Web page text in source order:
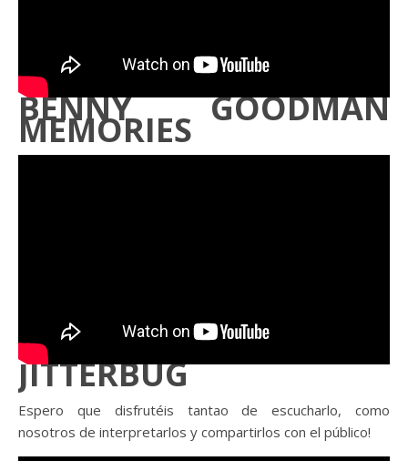
BENNY GOODMAN
MEMORIES
JITTERBUG
Espero que disfrutéis tantao de escucharlo, como
nosotros de interpretarlos y compartirlos con el público!